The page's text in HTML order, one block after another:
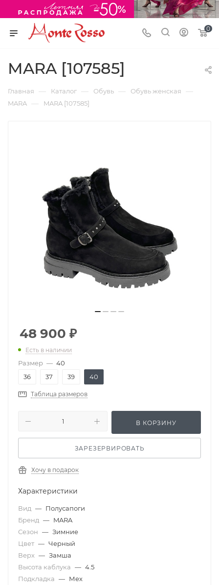
0
MARA [107585]
Главная — Каталог — Обувь — Обувь женская —
MARA — MARA [107585]
48 900 ₽
Есть в наличии
Размер — 40
36
37 39 40
Таблица размеров
В КОРЗИНУ
ЗАРЕЗЕРВИРОВАТЬ
Хочу в подарок
Характеристики
Вид — Полусапоги
Бренд — MARA
Сезон — Зимние
Цвет — Черный
Верх — Замша
Высота каблука — 4.5
Подкладка — Мех